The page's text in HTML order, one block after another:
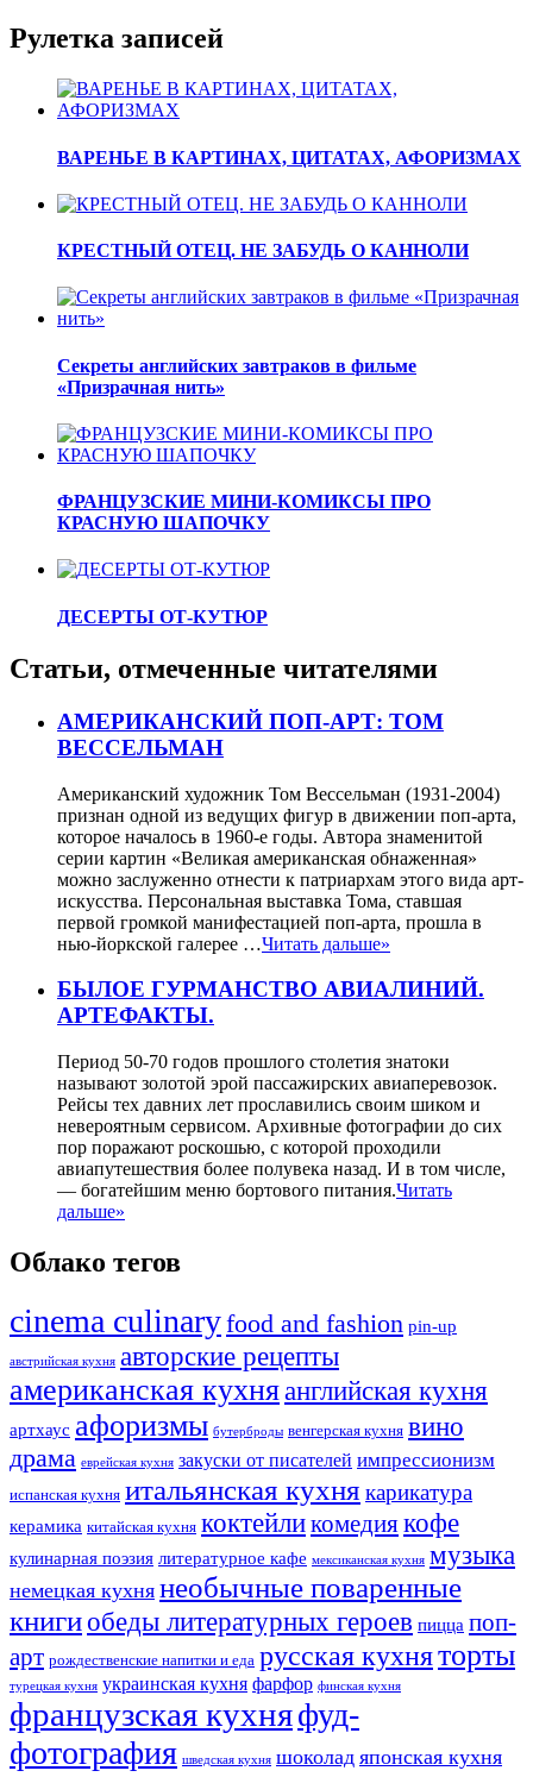
Рулетка записей
ВАРЕНЬЕ В КАРТИНАХ, ЦИТАТАХ, АФОРИЗМАХ
КРЕСТНЫЙ ОТЕЦ. НЕ ЗАБУДЬ О КАННОЛИ
Секреты английских завтраков в фильме
«Призрачная нить»
ФРАНЦУЗСКИЕ МИНИ-КОМИКСЫ ПРО
КРАСНУЮ ШАПОЧКУ
ДЕСЕРТЫ ОТ-КУТЮР
Статьи, отмеченные читателями
АМЕРИКАНСКИЙ ПОП-АРТ: ТОМ
ВЕССЕЛЬМАН
Американский художник Том Вессельман (1931-2004)
признан одной из ведущих фигур в движении поп-арта,
которое началось в 1960-е годы. Автора знаменитой
серии картин «Великая американская обнаженная»
можно заслуженно отнести к патриархам этого вида арт-
искусства. Персональная выставка Тома, ставшая
первой громкой манифестацией поп-арта, прошла в
нью-йоркской галерее …Читать дальше»
БЫЛОЕ ГУРМАНСТВО АВИАЛИНИЙ.
АРТЕФАКТЫ.
Период 50-70 годов прошлого столетия знатоки
называют золотой эрой пассажирских авиаперевозок.
Рейсы тех давних лет прославились своим шиком и
невероятным сервисом. Архивные фотографии до сих
пор поражают роскошью, с которой проходили
авиапутешествия более полувека назад. И в том числе,
— богатейшим меню бортового питания.Читать
дальше»
Облако тегов
cinema culinaryfood аnd fashion pin-up
австрийская кухня авторские рецепты
американская кухняанглийская кухня
артхаус афоризмы бутерброды венгерская кухня вино
драма еврейская кухня закуски от писателей импрессионизм
испанская кухня итальянская кухня карикатура
керамика китайская кухня коктейликомедиякофе
кулинарная поэзия литературное кафе мексиканская кухня музыка
немецкая кухня необычные поваренные
книгиобеды литературных героев пицца поп-
арт рождественские напитки и еда русская кухняторты
турецкая кухня украинская кухня фарфор финская кухня
французская кухняфуд-
фотография шведская кухня шоколад японская кухня